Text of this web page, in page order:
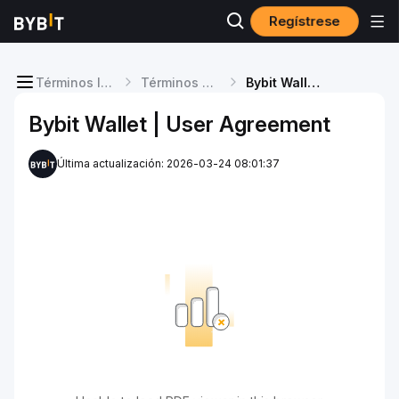
Regístrese
Términos legales Términos específicos del servicio Bybit Wallet | User Agreement
Bybit Wallet | User Agreement
Última actualización: 2026-03-24 08:01:37